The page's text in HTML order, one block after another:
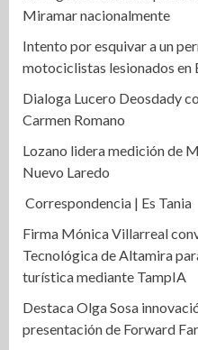
Miramar nacionalmente
Intento por esquivar a un
motociclistas lesionados en
Dialoga Lucero Deosdady
Carmen Romano
Lozano lidera medición de
Nuevo Laredo
Correspondencia | Es Tania
Firma Mónica Villarreal
Tecnológica de Altamira
turística mediante TampIA
Destaca Olga Sosa
presentación de Forward